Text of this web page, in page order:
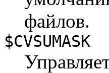
файлов.
$CVSUMASK